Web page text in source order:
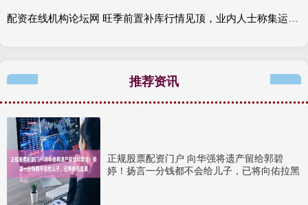
配资在线机构论坛网 旺季前置补库行情见顶，业内人士称集运期货仍存回调空间
推荐资讯
正规股票配资门户 向华强将遗产留给郭碧
婷！扬言一分钱都不会给儿子，已将向佑拉黑